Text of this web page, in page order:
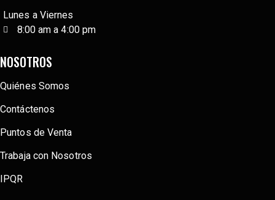
Lunes a Viernes
8:00 am a 4:00 pm
NOSOTROS
Quiénes Somos
Contáctenos
Puntos de Venta
Trabaja con Nosotros
IPQR